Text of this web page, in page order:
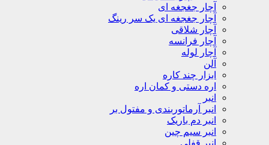
آچار جغجغه ای
آچار جغجغه ای یک سر رینگ
آچار شلاقی
آچار فرانسه
آچار لوله
آلن
ابزار چند کاره
اره دستی و کمان اره
انبر
انبر آرماتوربندی و مفتول بر
انبر دم باریک
انبر سیم چین